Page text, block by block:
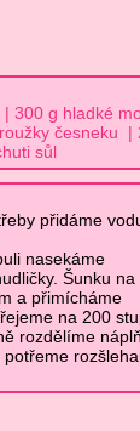
300 g hladké
česneku |
sůl
přidáme
nasekáme
Šunku na
a přimícháme
na 200
rozdělíme náplň.